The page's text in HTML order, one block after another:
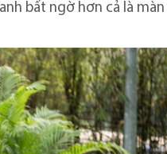
bất ngờ hơn cả là